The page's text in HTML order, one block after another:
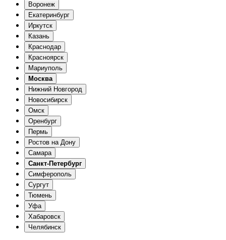
Воронеж
Екатеринбург
Иркутск
Казань
Краснодар
Красноярск
Мариуполь
Москва
Нижний Новгород
Новосибирск
Омск
Оренбург
Пермь
Ростов на Дону
Самара
Санкт-Петербург
Симферополь
Сургут
Тюмень
Уфа
Хабаровск
Челябинск